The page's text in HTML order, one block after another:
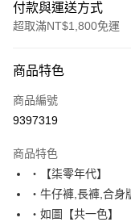
付款與運送方式
超取滿NT$1,800免運
信用卡一次付款
超商取貨付款
Apple Pay
街口支付
商品特色
商品編號
9397319
商品特色
‧【柒零年代】
‧牛仔褲,長褲,合身
‧如圖【共一色】